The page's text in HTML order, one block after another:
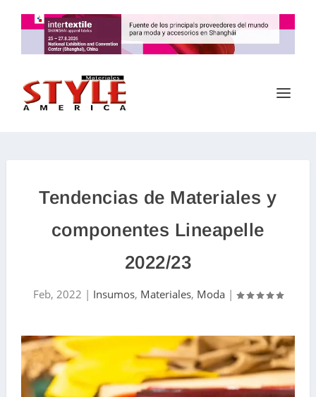
Tendencias de Materiales y
componentes Lineapelle
2022/23
Feb, 2022 | Insumos, Materiales, Moda|